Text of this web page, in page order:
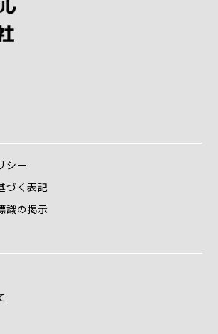
シー
づく表記
識の掲示